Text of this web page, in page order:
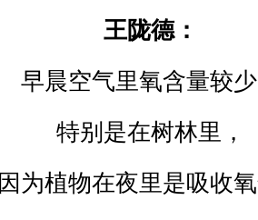
王陇德：
早晨空气里氧含量较
特别是在树林里，
因为植物在夜里是吸收